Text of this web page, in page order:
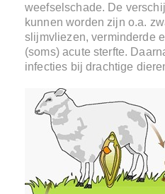
weefselschade. De
kunnen worden zijn o.a.
slijmvliezen, verminderde
(soms) acute sterfte.
infecties bij drachtige